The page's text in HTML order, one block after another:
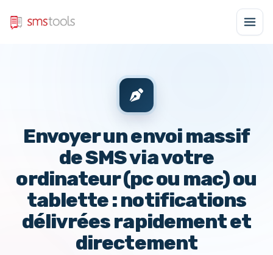
Envoyer un envoi massif
de SMS via votre
ordinateur (pc ou mac) ou
tablette : notifications
délivrées rapidement et
directement